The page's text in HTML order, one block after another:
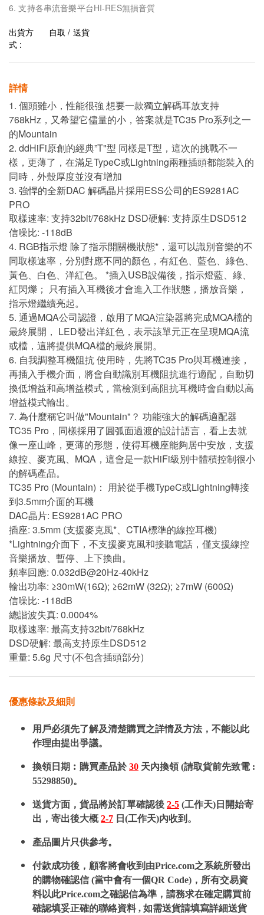
6. 支持各串流音樂平台HI-RES無損音質
出貨方
式 :
自取 / 送貨
詳情
1. 個頭雖小，性能很強 想要一款獨立解碼耳放支持
768kHz，又希望它儘量的小，答案就是TC35 Pro系列之一
的Mountain
2. ddHiFi原創的經典”T"型 同樣是T型，這次的挑戰不一
樣，更薄了，在滿足TypeC或Lightning兩種插頭都能裝入的
同時，外殼厚度並沒有增加
3. 強悍的全新DAC 解碼晶片採用ESS公司的ES9281AC
PRO
取樣速率: 支持32bit/768kHz DSD硬解: 支持原生DSD512
信噪比: -118dB
4. RGB指示燈 除了指示開關機狀態*，還可以識別音樂的不
同取樣速率，分別對應不同的顏色，有紅色、藍色、綠色、
黃色、白色、洋紅色。 *插入USB設備後，指示燈藍、綠、
紅閃爍； 只有插入耳機後才會進入工作狀態，播放音樂，
指示燈繼續亮起。
5. 通過MQA公司認證，啟用了MQA渲染器將完成MQA檔的
最終展開， LED發出洋紅色，表示該單元正在呈現MQA流
或檔，這將提供MQA檔的最終展開。
6. 自我調整耳機阻抗 使用時，先將TC35 Pro與耳機連接，
再插入手機介面，將會自動識別耳機阻抗進行適配，自動切
換低增益和高增益模式，當檢測到高阻抗耳機時會自動以高
增益模式輸出。
7. 為什麼稱它叫做"Mountain"？ 功能強大的解碼適配器
TC35 Pro，同樣採用了圓弧面過渡的設計語言，看上去就
像一座山峰，更薄的形態，使得耳機座能夠居中安放，支援
線控、麥克風、MQA，這會是一款HiFi級別中體積控制很小
的解碼產品。
TC35 Pro (Mountain)： 用於從手機TypeC或Lightning轉接
到3.5mm介面的耳機
DAC晶片: ES9281AC PRO
插座: 3.5mm (支援麥克風*、CTIA標準的線控耳機)
*Lightning介面下，不支援麥克風和接聽電話，僅支援線控
音樂播放、暫停、上下換曲。
頻率回應: 0.032dB@20Hz-40kHz
輸出功率: ≥30mW(16Ω); ≥62mW (32Ω); ≥7mW (600Ω)
信噪比: -118dB
總諧波失真: 0.0004%
取樣速率: 最高支持32bit/768kHz
DSD硬解: 最高支持原生DSD512
重量: 5.6g 尺寸(不包含插頭部分)
優惠條款及細則
用戶必須先了解及清楚購買之詳情及方法，不能以此
作理由提出爭議。
換領日期︰購買產品於30 天內換領 (請取貨前先致電 :
55298850)。
送貨方面，貨品將於訂單確認後 2-5 (工作天)日開始寄
出，寄出後大概2-7 日(工作天)內收到。
產品圖片只供參考。
付款成功後，顧客將會收到由Price.com之系統所發出
的購物確認信 (當中會有一個QR Code)，所有交易資
料以此Price.com之確認信為準，請務求在確定購買前
確認填妥正確的聯絡資料 , 如需送貨請填寫詳細送貨